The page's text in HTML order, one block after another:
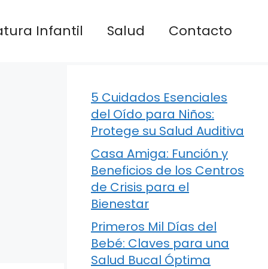
Infantil Salud Contacto
5 Cuidados Esenciales
del Oído para Niños:
Protege su Salud Auditiva
Casa Amiga: Función y
Beneficios de los Centros
de Crisis para el
Bienestar
Primeros Mil Días del
Bebé: Claves para una
Salud Bucal Óptima